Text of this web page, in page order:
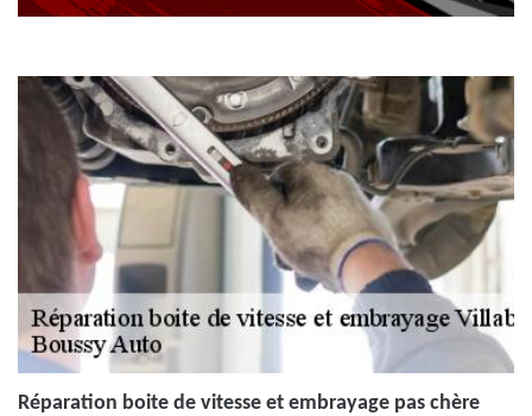
Réparation boite de vitesse et embrayage pas chère